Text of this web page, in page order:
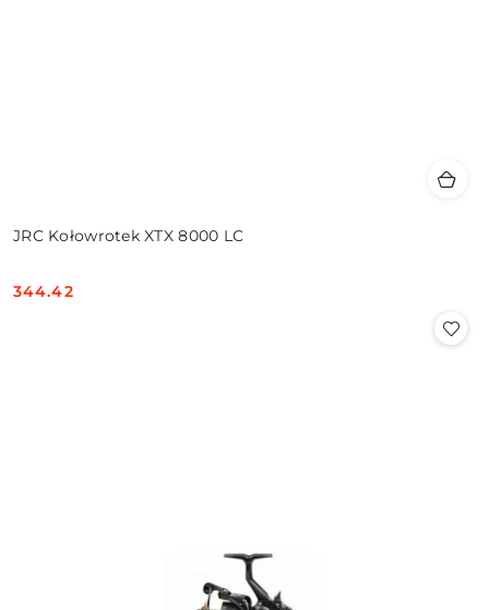
JRC Kołowrotek XTX 8000 LC
Cena:
344.42